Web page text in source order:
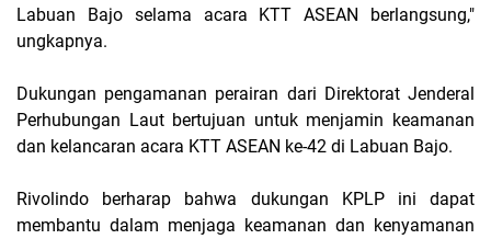
Labuan Bajo selama acara KTT ASEAN berlangsung,"
ungkapnya.
Dukungan pengamanan perairan dari Direktorat Jenderal
Perhubungan Laut bertujuan untuk menjamin keamanan
dan kelancaran acara KTT ASEAN ke-42 di Labuan Bajo.
Rivolindo berharap bahwa dukungan KPLP ini dapat
membantu dalam menjaga keamanan dan kenyamanan